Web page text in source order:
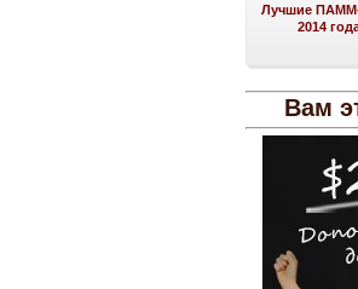
Лучшие ПАММ-
2014
Вам